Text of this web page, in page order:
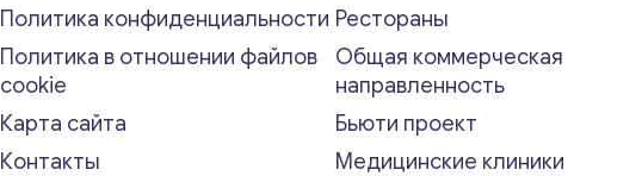
Политика конфиденциальности
Политика в отношении файлов
cookie
Карта сайта
Контакты
Рестораны
Общая коммерческая
направленность
Бьюти проект
Медицинские клиники